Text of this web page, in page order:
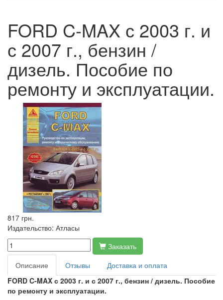
FORD C-MAX с 2003 г. и
с 2007 г., бензин /
дизель. Пособие по
ремонту и эксплуатации.
817 грн.
Издательство: Атласы
Заказать
Описание
Отзывы
Доставка и оплата
FORD C-MAX с 2003 г. и с 2007 г., бензин / дизель. Пособие
по ремонту и эксплуатации.